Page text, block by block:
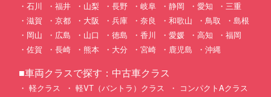
石川
福井 山梨 長野 岐阜 静岡 愛知
三重
滋賀
京都 大阪 兵庫 奈良 和歌山 鳥取
島根
岡山
広島 山口 徳島 香川 愛媛 高知
福岡
佐賀
長崎 熊本 大分 宮崎 鹿児島 沖縄
■車両クラスで探す：中古車クラス
軽クラス 軽VT（バントラ）クラス
コンパクトAクラス